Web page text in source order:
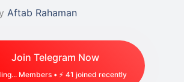
Aftab Rahaman
Join Telegram Now
Members • ⚡ 41 joined recently